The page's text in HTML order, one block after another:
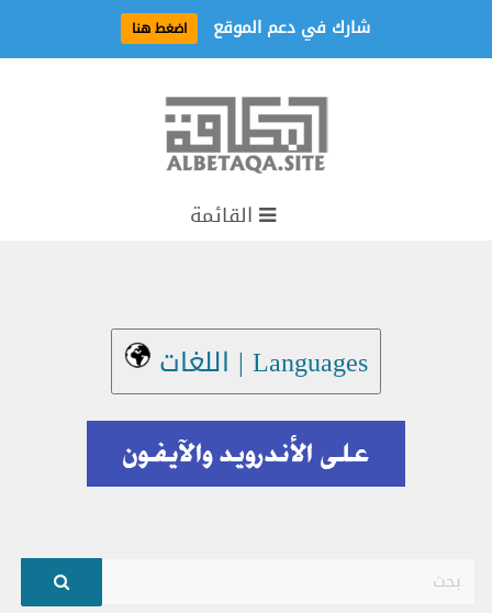
القائمة
Languages | اللغات
بحث
شارك في دعم الموقع اضغط هنا